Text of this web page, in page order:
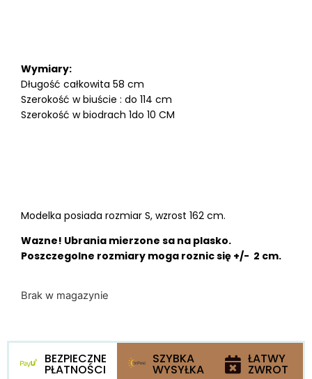
Wymiary:
Długość całkowita 58 cm
Szerokość w biuście : do 114 cm
Szerokość w biodrach 1do 10 CM
Modelka posiada rozmiar S, wzrost 162 cm.
Wazne! Ubrania mierzone sa na plasko.
Poszczegolne rozmiary moga roznic się +/- 2 cm.
Brak w magazynie
BEZPIECZNE
PŁATNOŚCI
SZYBKA
WYSYŁKA
ŁATWY
ZWROT